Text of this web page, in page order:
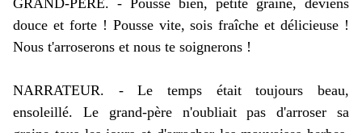
GRAND-PÈRE. - Pousse bien, petite graine, deviens
douce et forte ! Pousse vite, sois fraîche et délicieuse !
Nous t'arroserons et nous te soignerons !
NARRATEUR. - Le temps était toujours beau,
ensoleillé. Le grand-père n'oubliait pas d'arroser sa